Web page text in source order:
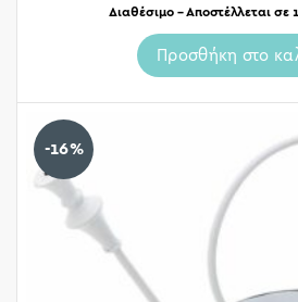
Διαθέσιμο – Αποστέλλεται σε
Προσθήκη στο
-16%